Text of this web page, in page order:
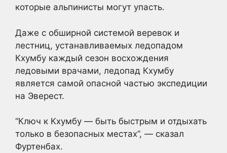
которые альпинисты могут упасть.
Даже с обширной системой веревок и
лестниц, устанавливаемых ледопадом
Кхумбу каждый сезон восхождения
ледовыми врачами, ледопад Кхумбу
является самой опасной частью экспедиции
на Эверест.
“Ключ к Кхумбу — быть быстрым и отдыхать
только в безопасных местах”, — сказал
Фуртенбах.